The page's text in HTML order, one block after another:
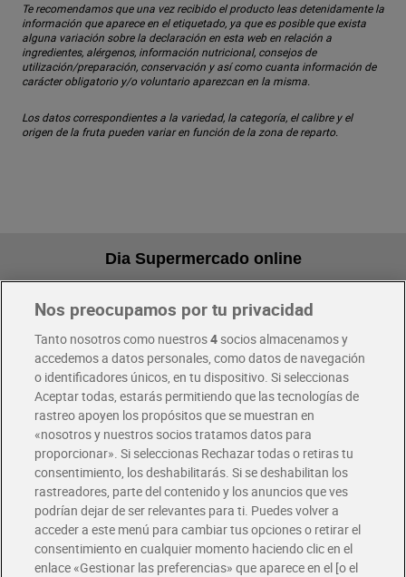
Te recomendamos que una vez recibido el producto leas detenidamente la
información que aparece en el etiquetado, ya que es posible que exista
alguna variación sobre la declaración en esta web en relación a
ingredientes, alérgenos, información nutricional, consejos de
utilización/preparación, conservación y así como cuanta información de
carácter obligatorio y/o voluntario aparezcan en la misma.
Los datos correspondientes a la variedad, la categoría, el calibre y el
origen de la fruta pueden variar en función de la zona de reparto.
Dia Supermercado online
Pide hoy, recibe hoy
Envío gratis por compras superiores a 100€
Envío estandar por 4,99€
Glovo y Uber Eats
Solicita tu factura de Glovo o Uber Eats
Únete al CLUB Dia
Disfruta las ventajas y ofertas exclusivas.
Descárgate la APP Dia
Nos preocupamos por tu privacidad
Tanto nosotros como nuestros4socios almacenamos y
accedemos a datos personales, como datos de navegación
o identificadores únicos, en tu dispositivo. Si seleccionas
Aceptar todas, estarás permitiendo que las tecnologías de
rastreo apoyen los propósitos que se muestran en
«nosotros y nuestros socios tratamos datos para
proporcionar». Si seleccionas Rechazar todas o retiras tu
consentimiento, los deshabilitarás. Si se deshabilitan los
rastreadores, parte del contenido y los anuncios que ves
podrían dejar de ser relevantes para ti. Puedes volver a
acceder a este menú para cambiar tus opciones o retirar el
consentimiento en cualquier momento haciendo clic en el
enlace «Gestionar las preferencias» que aparece en el [o el